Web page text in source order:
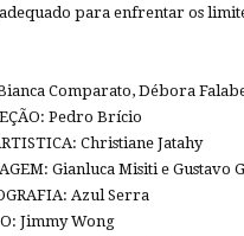
para enfrentar os
Comparato, Débora
Pedro Brício
Christiane Jatahy
Gianluca Misiti e Gustavo
Azul Serra
Jimmy Wong